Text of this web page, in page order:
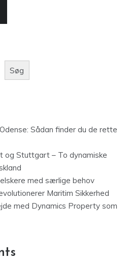
Søg
Sådan finder du de rette
og Stuttgart – To dynamiske
med særlige behov
Maritim Sikkerhed
med Dynamics Property som